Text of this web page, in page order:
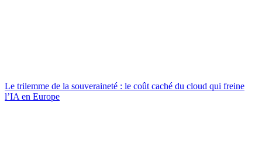
Le trilemme de la souveraineté : le coût caché du cloud qui freine
l’IA en Europe